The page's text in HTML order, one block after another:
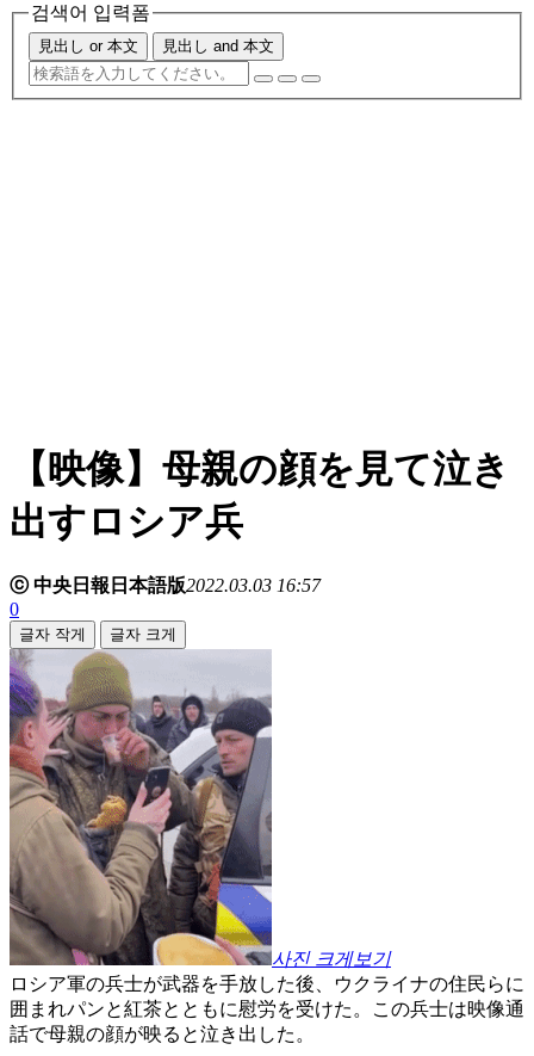
검색어 입력폼
見出し or 本文 見出し and 本文
【映像】母親の顔を見て泣き
出すロシア兵
ⓒ 中央日報日本語版2022.03.03 16:57
0
글자 작게 글자 크게
사진 크게보기
ロシア軍の兵士が武器を手放した後、ウクライナの住民らに
囲まれパンと紅茶とともに慰労を受けた。この兵士は映像通
話で母親の顔が映ると泣き出した。